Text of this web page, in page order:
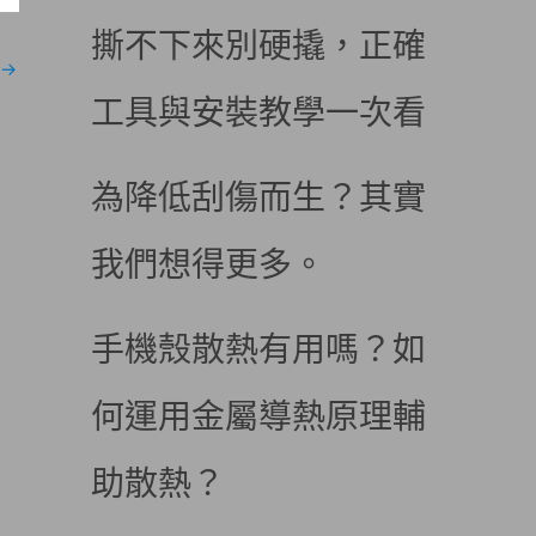
→
撕不下來別硬撬，正確
工具與安裝教學一次看
為降低刮傷而生？其實
我們想得更多。
手機殼散熱有用嗎？如
何運用金屬導熱原理輔
助散熱？